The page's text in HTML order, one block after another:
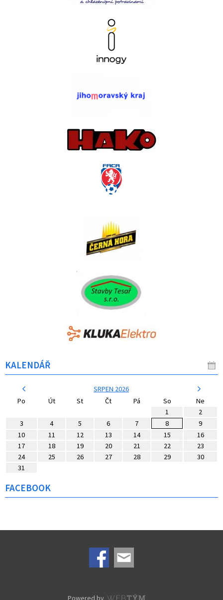
KALENDÁŘ
SRPEN 2026
Po
Út St Čt Pá So
Ne
1
2
3
4 5 6 7 8
9
10
11 12 13 14 15
16
17
18 19 20 21 22
23
24
25 26 27 28 29
30
31
FACEBOOK